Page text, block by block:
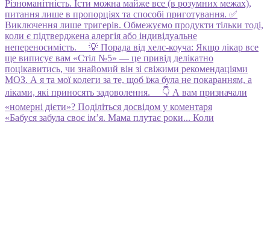
«Бабуся забула своє ім’я. Мама плутає роки... Коли